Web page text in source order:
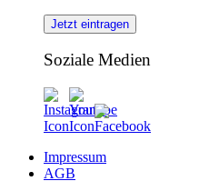
Jetzt eintragen
Soziale Medien
Impressum
AGB